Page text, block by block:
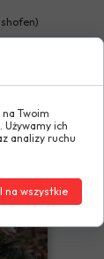
Twoim
ich
analizy ruchu
na wszystkie